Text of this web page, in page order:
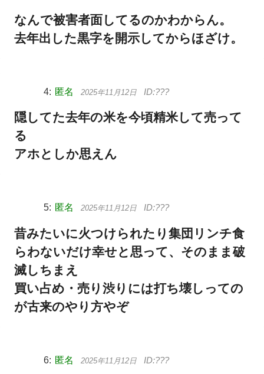
なんで被害者面してるのかわからん。
去年出した黒字を開示してからほざけ。
匿名 2025年11月12日
隠してた去年の米を今頃精米して売って
る
アホとしか思えん
匿名 2025年11月12日
昔みたいに火つけられたり集団リンチ食
らわないだけ幸せと思って、そのまま破
滅しちまえ
買い占め・売り渋りには打ち壊しっての
が古来のやり方やぞ
匿名 2025年11月12日